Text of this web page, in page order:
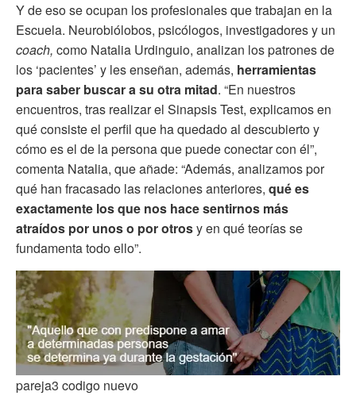
Y de eso se ocupan los profesionales que trabajan en la
Escuela. Neurobiólobos, psicólogos, investigadores y un
coach, como Natalia Urdinguio, analizan los patrones de
los ‘pacientes’ y les enseñan, además, herramientas
para saber buscar a su otra mitad. “En nuestros
encuentros, tras realizar el Sinapsis Test, explicamos en
qué consiste el perfil que ha quedado al descubierto y
cómo es el de la persona que puede conectar con él”,
comenta Natalia, que añade: “Además, analizamos por
qué han fracasado las relaciones anteriores, qué es
exactamente los que nos hace sentirnos más
atraídos por unos o por otrosy en qué teorías se
fundamenta todo ello”.
pareja3 codigo nuevo